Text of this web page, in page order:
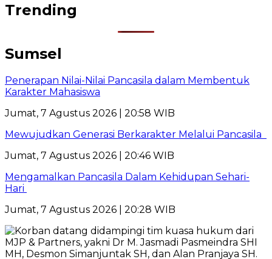
Trending
Sumsel
Penerapan Nilai-Nilai Pancasila dalam Membentuk
Karakter Mahasiswa
Jumat, 7 Agustus 2026 | 20:58 WIB
Mewujudkan Generasi Berkarakter Melalui Pancasila
Jumat, 7 Agustus 2026 | 20:46 WIB
Mengamalkan Pancasila Dalam Kehidupan Sehari-
Hari
Jumat, 7 Agustus 2026 | 20:28 WIB